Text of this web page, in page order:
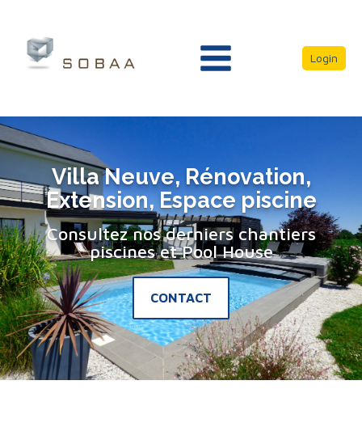
Login
Villa Neuve, Rénovation,
Extension, Espace piscine
Consultez nos derniers chantiers
piscines et Pool House
CONTACT